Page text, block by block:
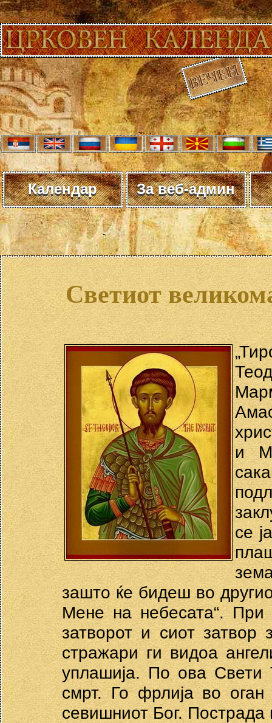
Календар За веб-админ
Светиот
и
се
зашто ќе бидеш во
Мене на небесата“. При
затворот и сиот затвор
стражари ги видоа
уплашија. По ова
смрт. Го фрлија во
севишниот Бог. Пострада